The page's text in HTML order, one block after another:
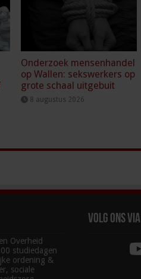
Onderzoek mensenhandel
op Wallen: sekswerkers op
grote schaal uitgebuit
8 augustus 2026
Overheid
studiedagen
ordening &
sociale
Volg ons via